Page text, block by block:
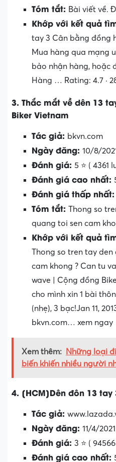
Tóm tắt: Bài viết về.
Khớp với kết quả
tay 3 Cân bằng đồng
Mua hàng qua mạng
bảo nhận hàng, hoặc
Hàng … Rating: 4.7 ·
3. Thắc mắt về dên 13
Biker Vietnam
Tác giả: bkvn.com
Ngày đăng: 10/8/
Đánh giá: 5 ⭐ ( 4361
Đánh giá cao nhất:
Đánh giá thấp nhất:
Tóm tắt: Thong so
quang toi sen cam
Khớp với kết quả
Thong so tren tay
cam khong ? Can tu
wave | Cộng đồng
cho mình xin 1 bài
(nhẹ), 3 bạc!Jan 11,
bkvn.com… xem ngay
Xem thêm:
Những loại
biến khiến nhiều người
4. [HCM]Dên đôn 13 tay
Tác giả:
Ngày đăng: 11/4/2021
Đánh giá: 3 ⭐ (
Đánh giá cao nhất: